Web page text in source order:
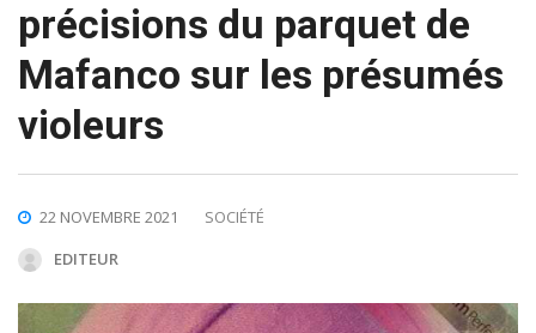
précisions du parquet de
Mafanco sur les présumés
violeurs
22 NOVEMBRE 2021
SOCIÉTÉ
EDITEUR